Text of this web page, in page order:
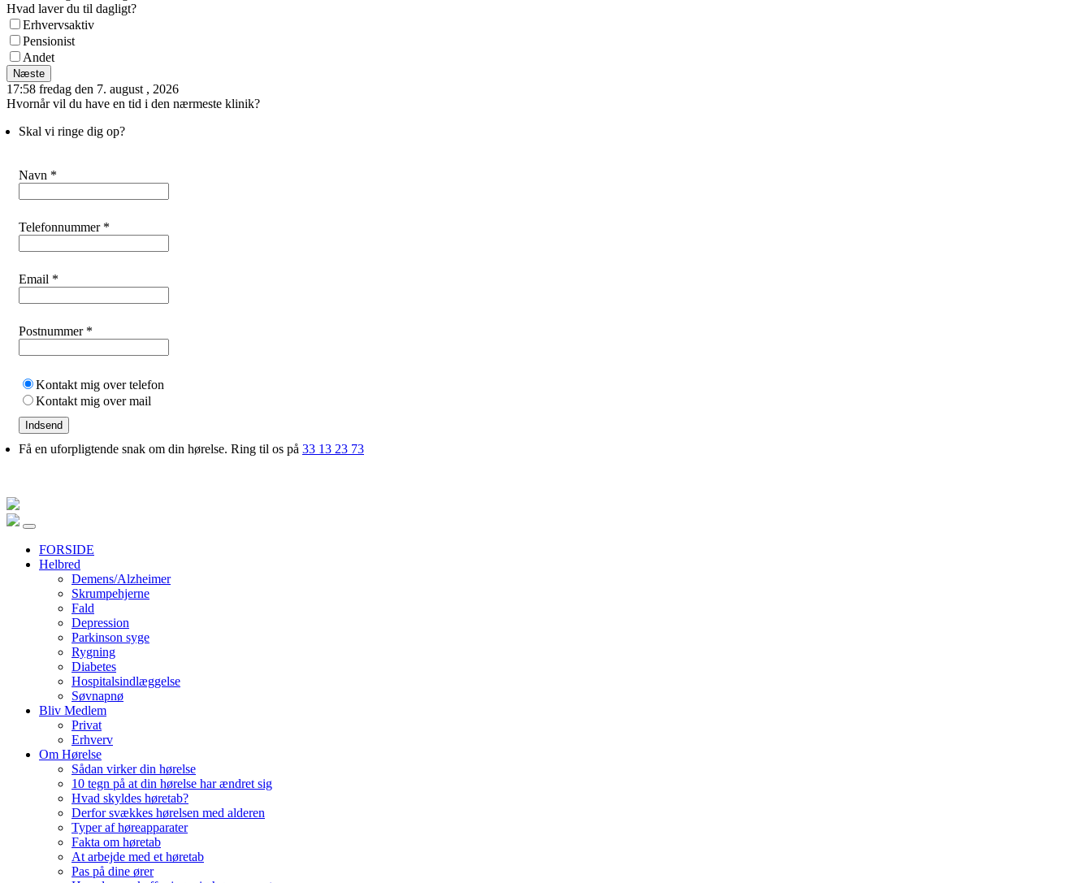
Hvad laver du til dagligt?
Erhvervsaktiv
Pensionist
Andet
Næste
17:58 fredag den 7. august , 2026
Hvornår vil du have en tid i den nærmeste klinik?
Skal vi ringe dig op?
Navn *
Telefonnummer *
Email *
Postnummer *
Kontakt mig over telefon
Kontakt mig over mail
Indsend
Få en uforpligtende snak om din hørelse. Ring til os på 33 13 23 73
FORSIDE
Helbred
Demens/Alzheimer
Skrumpehjerne
Fald
Depression
Parkinson syge
Rygning
Diabetes
Hospitalsindlæggelse
Søvnapnø
Bliv Medlem
Privat
Erhverv
Om Hørelse
Sådan virker din hørelse
10 tegn på at din hørelse har ændret sig
Hvad skyldes høretab?
Derfor svækkes hørelsen med alderen
Typer af høreapparater
Fakta om høretab
At arbejde med et høretab
Pas på dine ører